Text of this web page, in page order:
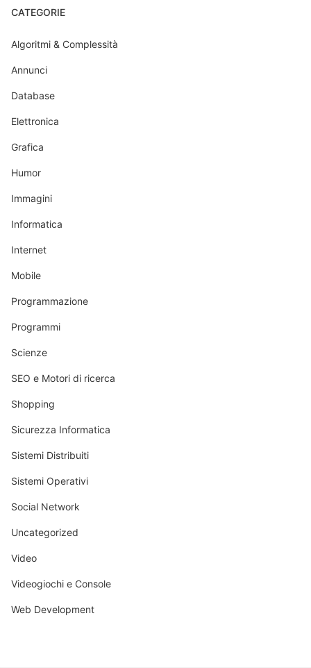
CATEGORIE
Algoritmi & Complessità
Annunci
Database
Elettronica
Grafica
Humor
Immagini
Informatica
Internet
Mobile
Programmazione
Programmi
Scienze
SEO e Motori di ricerca
Shopping
Sicurezza Informatica
Sistemi Distribuiti
Sistemi Operativi
Social Network
Uncategorized
Video
Videogiochi e Console
Web Development